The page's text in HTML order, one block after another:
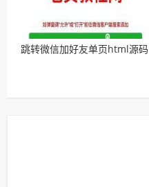
跳转微信加好友单页html源码